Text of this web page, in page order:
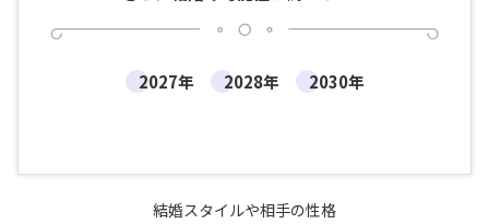
2027年 2028年 2030年
結婚スタイルや相手の性格